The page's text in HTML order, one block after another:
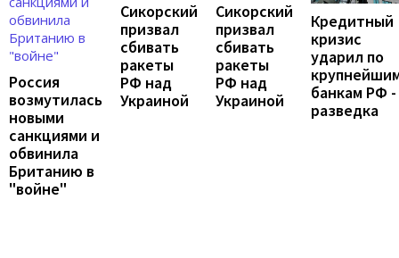
Россия
возмутилась
новыми
санкциями и
обвинила
Британию в
"войне"
Сикорский
призвал
сбивать
ракеты
РФ над
Украиной
Сикорский
призвал
сбивать
ракеты
РФ над
Украиной
Кредитный
кризис
ударил по
банкам РФ -
разведка